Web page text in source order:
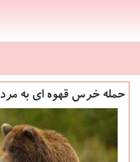
حمله خرس قهوه ای به مرد 35 ساله در مرودشت